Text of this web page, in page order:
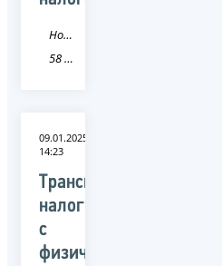
Новость
58 Пензенская область
09.01.2025
14:23
Транспортный
налог
с
физических